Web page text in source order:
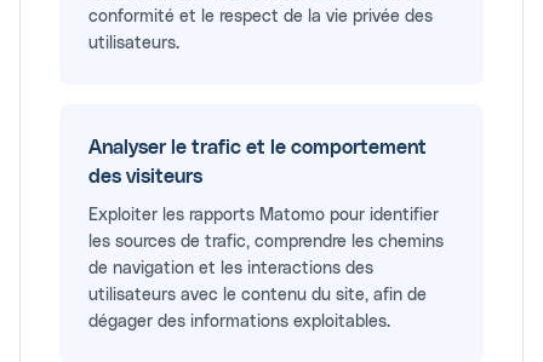
conformité et le respect de la vie privée des
utilisateurs.
Analyser le trafic et le comportement
des visiteurs
Exploiter les rapports Matomo pour identifier
les sources de trafic, comprendre les chemins
de navigation et les interactions des
utilisateurs avec le contenu du site, afin de
dégager des informations exploitables.